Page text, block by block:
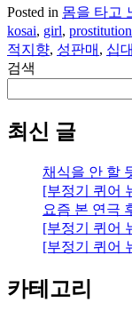
Posted in 몸을 타고
kosai, girl, prostitution
적지향, 성판매 , 십대
검색
최신 글
채식을 안 할
[부정기 퀴어
요즘 본 연극
[부정기 퀴어
[부정기 퀴어
카테고리